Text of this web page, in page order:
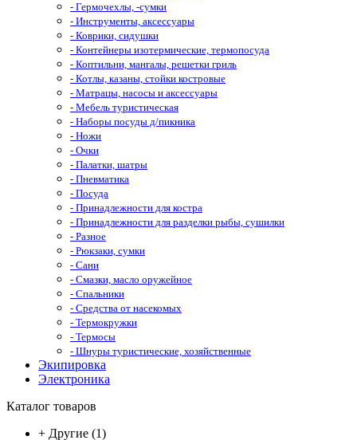
- Гермочехлы, -сумки
- Инструменты, аксессуары
- Коврики, сидушки
- Контейнеры изотермические, термопосуда
- Коптильни, мангалы, решетки гриль
- Котлы, казаны, стойки костровые
- Матрацы, насосы и аксессуары
- Мебель туристическая
- Наборы посуды д/пикника
- Ножи
- Очки
- Палатки, шатры
- Пневматика
- Посуда
- Принадлежности для костра
- Принадлежности для разделки рыбы, сушилки
- Разное
- Рюкзаки, сумки
- Сани
- Смазки, масло оружейное
- Спальники
- Средства от насекомых
- Термокружки
- Термосы
- Шнуры туристические, хозяйственные
Экипировка
Электроника
Каталог товаров
+ Другие (1)